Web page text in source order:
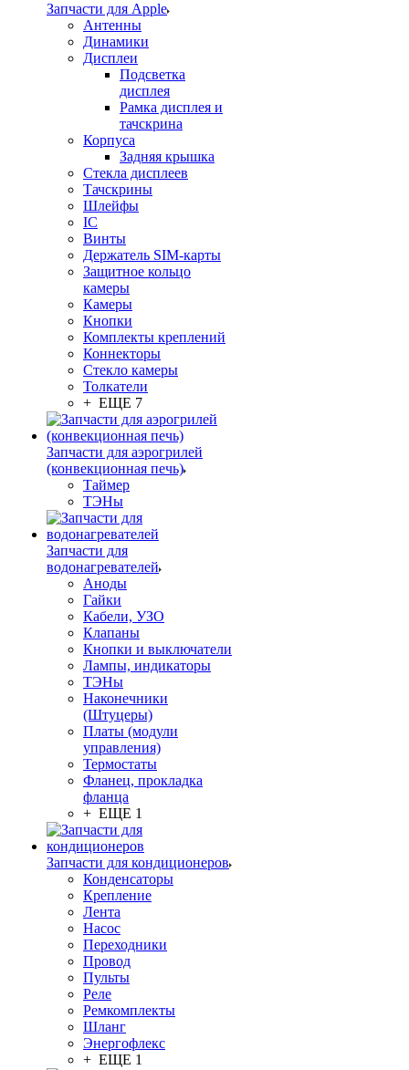
Запчасти для Apple
Антенны
Динамики
Дисплеи
Подсветка
дисплея
Рамка дисплея и
тачскрина
Корпуса
Задняя крышка
Стекла дисплеев
Тачскрины
Шлейфы
IC
Винты
Держатель SIM-карты
Защитное кольцо
камеры
Камеры
Кнопки
Комплекты креплений
Коннекторы
Стекло камеры
Толкатели
+ ЕЩЕ 7
Запчасти для аэрогрилей
(конвекционная печь)
Таймер
ТЭНы
Запчасти для
водонагревателей
Аноды
Гайки
Кабели, УЗО
Клапаны
Кнопки и выключатели
Лампы, индикаторы
ТЭНы
Наконечники
(Штуцеры)
Платы (модули
управления)
Термостаты
Фланец, прокладка
фланца
+ ЕЩЕ 1
Запчасти для кондиционеров
Конденсаторы
Крепление
Лента
Насос
Переходники
Провод
Пульты
Реле
Ремкомплекты
Шланг
Энергофлекс
+ ЕЩЕ 1